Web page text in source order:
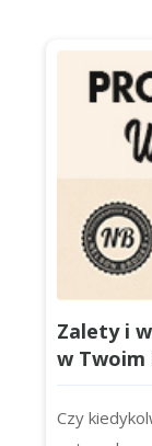
Zalety i
w Twoim
Czy